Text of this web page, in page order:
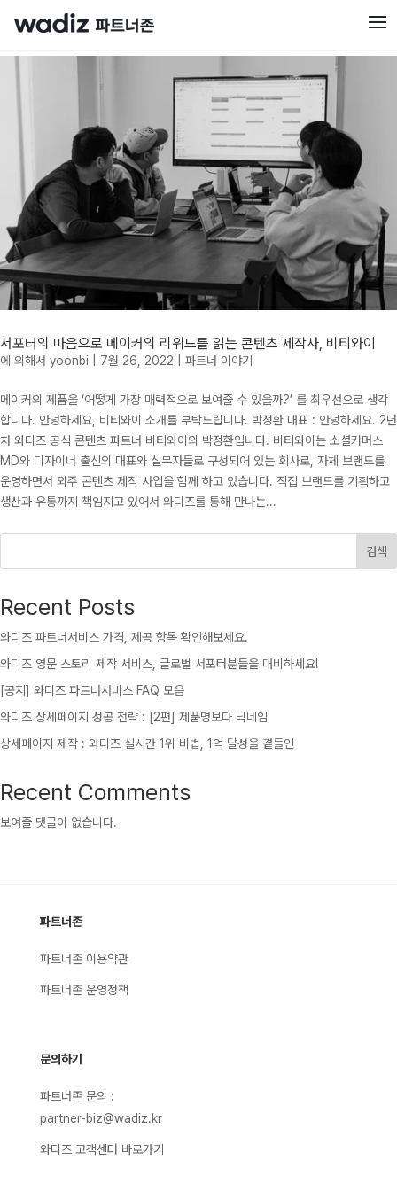
서포터의 마음으로 메이커의 리워드를 읽는 콘텐츠 제작사, 비티와이
에 의해서 yoonbi 7월 26, 2022 파트너 이야기
메이커의 제품을 ‘어떻게 가장 매력적으로 보여줄 수 있을까?’ 를 최우선으로 생각
합니다. 안녕하세요, 비티와이 소개를 부탁드립니다. 박정환 대표 : 안녕하세요. 2년
차 와디즈 공식 콘텐츠 파트너 비티와이의 박정환입니다. 비티와이는 소셜커머스
MD와 디자이너 출신의 대표와 실무자들로 구성되어 있는 회사로, 자체 브랜드를
운영하면서 외주 콘텐츠 제작 사업을 함께 하고 있습니다. 직접 브랜드를 기획하고
생산과 유통까지 책임지고 있어서 와디즈를 통해 만나는...
검색
Recent Posts
와디즈 파트너서비스 가격, 제공 항목 확인해보세요.
와디즈 영문 스토리 제작 서비스, 글로벌 서포터분들을 대비하세요!
[공지] 와디즈 파트너서비스 FAQ 모음
와디즈 상세페이지 성공 전략 : [2편] 제품명보다 닉네임
상세페이지 제작 : 와디즈 실시간 1위 비법, 1억 달성을 곁들인
Recent Comments
보여줄 댓글이 없습니다.
파트너존
파트너존 이용약관
파트너존 운영정책
문의하기
파트너존 문의 :
partner-biz@wadiz.kr
와디즈 고객센터 바로가기